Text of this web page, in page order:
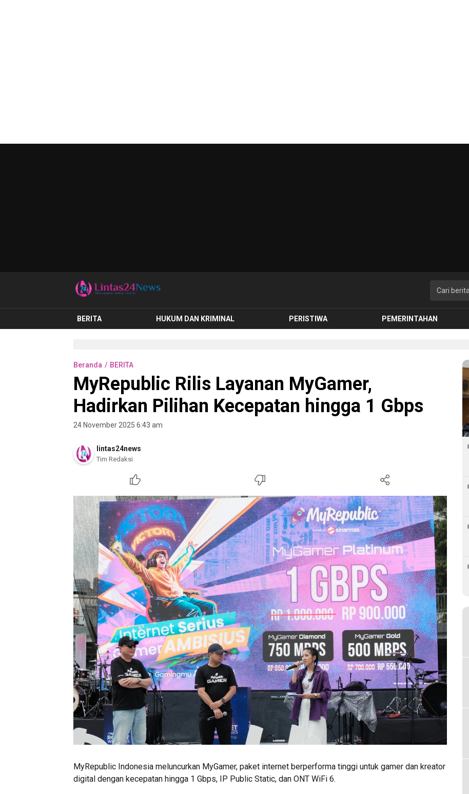
lintas24news.com
Menyingkap Setiap Realita
BERITA HUKUM DAN KRIMINAL PERISTIWA PEMERINTAHAN
Beranda BERITA
MyRepublic Rilis Layanan MyGamer,
Hadirkan Pilihan Kecepatan hingga 1 Gbps
24 November 2025 6:43 am
lintas24news
Tim Redaksi
MyRepublic Indonesia meluncurkan MyGamer, paket internet berperforma tinggi untuk gamer dan kreator
digital dengan kecepatan hingga 1 Gbps, IP Public Static, dan ONT WiFi 6.